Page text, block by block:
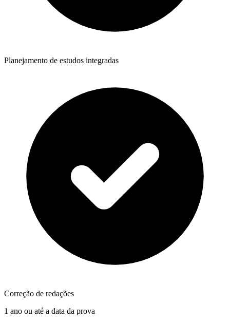
Planejamento de estudos integradas
Correção de redações
1 ano ou até a data da prova